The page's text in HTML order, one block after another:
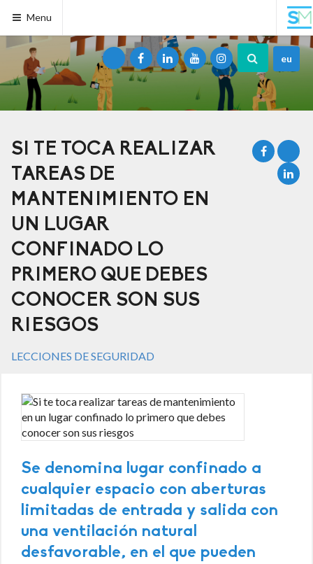
Menu
eu
SI TE TOCA REALIZAR
TAREAS DE
MANTENIMIENTO EN
UN LUGAR
CONFINADO LO
PRIMERO QUE DEBES
CONOCER SON SUS
RIESGOS
LECCIONES DE SEGURIDAD
Se denomina lugar confinado a
cualquier espacio con aberturas
limitadas de entrada y salida con
una ventilación natural
desfavorable, en el que pueden